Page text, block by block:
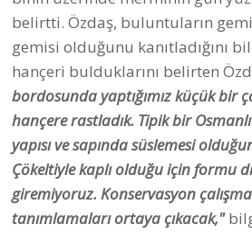
belirtti. Özdaş, buluntuların
gemisi olduğunu kanıtladığını
hançeri bulduklarını belirten
bordosunda yaptığımız küçük bir
hançere rastladık. Tipik bir Osmanlı
yapısı ve sapında süslemesi
Çökeltiyle kaplı olduğu için formu
giremiyoruz. Konservasyon
tanımlamaları ortaya çıkacak,"